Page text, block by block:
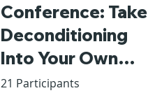
Conference: Take
Deconditioning
Into Your Own
Hands
21 Participants